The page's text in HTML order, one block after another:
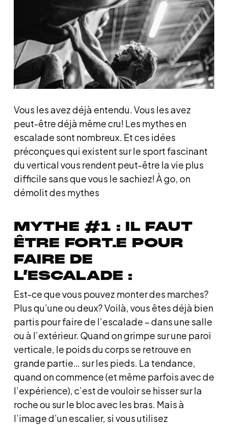
Vous les avez déjà entendu. Vous les avez
peut-être déjà même cru! Les mythes en
escalade sont nombreux. Et ces idées
préconçues qui existent sur le sport fascinant
du vertical vous rendent peut-être la vie plus
difficile sans que vous le sachiez! À go, on
démolit des mythes
MYTHE #1 : IL FAUT
ÊTRE FORT.E POUR
FAIRE DE
L’ESCALADE :
Est-ce que vous pouvez monter des marches?
Plus qu’une ou deux? Voilà, vous êtes déjà bien
partis pour faire de l’escalade – dans une salle
ou à l’extérieur. Quand on grimpe sur une paroi
verticale, le poids du corps se retrouve en
grande partie… sur les pieds. La tendance,
quand on commence (et même parfois avec de
l’expérience), c’est de vouloir se hisser sur la
roche ou sur le bloc avec les bras. Mais à
l’image d’un escalier, si vous utilisez